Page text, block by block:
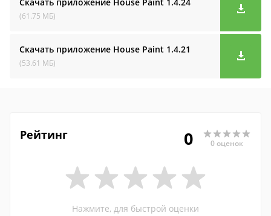
(61.75 МБ)
Скачать приложение House Paint 1.4.21
(53.61 МБ)
Рейтинг 0 0 оценок
Нажмите, для быстрой оценки